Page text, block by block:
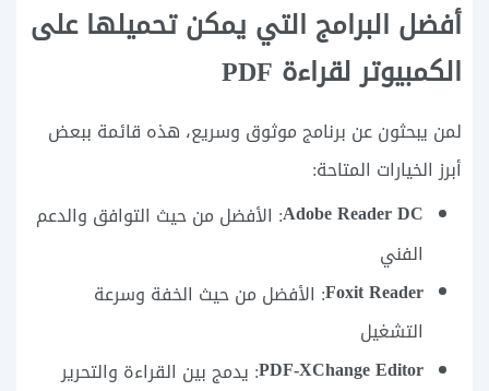
أفضل البرامج التي يمكن تحميلها على
الكمبيوتر لقراءة PDF
لمن يبحثون عن برنامج موثوق وسريع، هذه قائمة ببعض
أبرز الخيارات المتاحة:
Adobe Reader DC: الأفضل من حيث التوافق والدعم
الفني
Foxit Reader: الأفضل من حيث الخفة وسرعة
التشغيل
PDF-XChange Editor: يدمج بين القراءة والتحرير